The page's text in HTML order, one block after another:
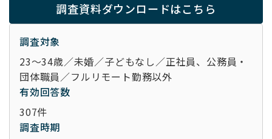
調査資料ダウンロードはこちら
調査対象
23～34歳／未婚／子どもなし／正社員、公務員・
団体職員／フルリモート勤務以外
有効回答数
307件
調査時期